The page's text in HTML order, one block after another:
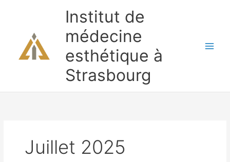
Institut de
médecine
esthétique à
Strasbourg
Juillet 2025